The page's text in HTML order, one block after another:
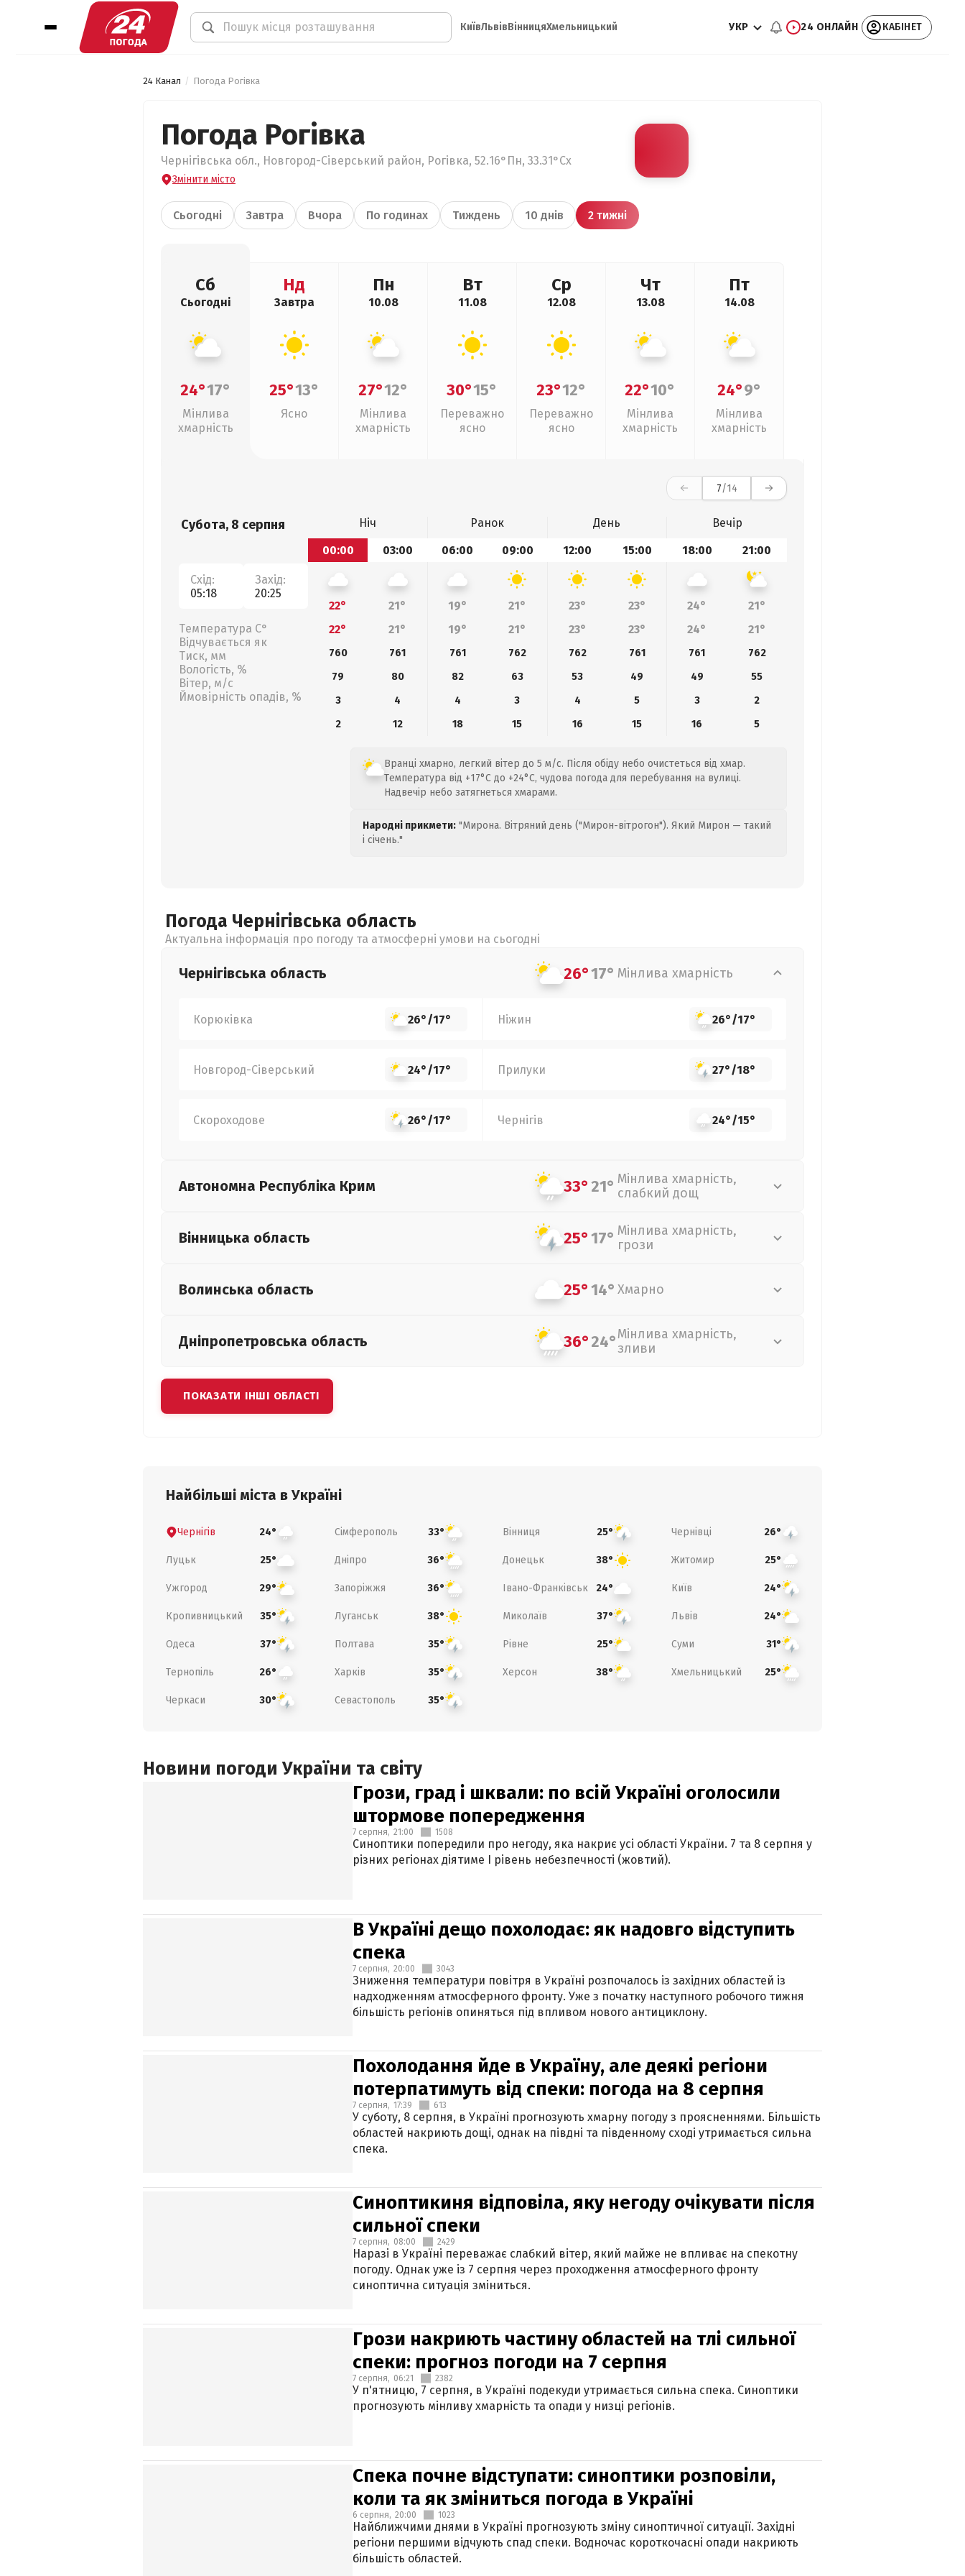
КиївЛьвівВінницяХмельницький УКР 24 ОНЛАЙН КАБІНЕТ
24 Канал Погода Рогівка
Погода Рогівка
Чернігівська обл., Новгород-Сіверський район, Рогівка, 52.16°Пн, 33.31°Сх
Змінити місто
Сьогодні Завтра Вчора По годинах Тиждень 10 днів 2 тижні
Сб
Сьогодні
24°17°
Мінлива
хмарність
Нд
Завтра
25°13°
Ясно
Пн
10.08
27°12°
Мінлива
хмарність
Вт
11.08
30°15°
Переважно
ясно
Ср
12.08
23°12°
Переважно
ясно
Чт
13.08
22°10°
Мінлива
хмарність
Пт
14.08
24°9°
Мінлива
хмарність
7/14
Субота, 8 серпня
Схід:
05:18
Захід:
20:25
Температура С°
Відчувається як
Тиск, мм
Вологість, %
Вітер, м/с
Ймовірність опадів, %
Ніч Ранок День
Вечір
00:00
03:00 06:00 09:00 12:00 15:00 18:00 21:00
22° 21° 19° 21° 23° 23° 24°
21°
22°
21° 19° 21° 23° 23° 24° 21°
760 761 761 762 762 761 761
762
79
80 82 63 53 49 49
55
3
4 4 3 4 5 3
2
2
12 18 15 16 15 16 5
Вранці хмарно, легкий вітер до 5 м/с. Після обіду небо очистеться від хмар.
Температура від +17°C до +24°C, чудова погода для перебування на вулиці.
Надвечір небо затягнеться хмарами.
Народні прикмети: "Мирона. Вітряний день ("Мирон-вітрогон"). Який Мирон — такий
і січень."
Погода Чернігівська область
Актуальна інформація про погоду та атмосферні умови на сьогодні
Чернігівська область 26°17° Мінлива хмарність
Корюківка 26°/17° Ніжин 26°/17°
Новгород-Сіверський 24°/17° Прилуки 27°/18°
Скороходове 26°/17° Чернігів 24°/15°
Автономна Республіка Крим 33°21° Мінлива хмарність,
слабкий дощ
Вінницька область 25°17° Мінлива хмарність,
грози
Волинська область 25°14° Хмарно
Дніпропетровська область 36°24°Мінлива хмарність,
зливи
ПОКАЗАТИ ІНШІ ОБЛАСТІ
Найбільші міста в Україні
Чернігів 24° Сімферополь 33° Вінниця 25° Чернівці 26°
Луцьк 25° Дніпро 36° Донецьк 38° Житомир 25°
Ужгород 29° Запоріжжя 36° Івано-Франківськ 24° Київ 24°
Кропивницький 35° Луганськ 38° Миколаїв 37° Львів 24°
Одеса 37° Полтава 35° Рівне 25° Суми 31°
Тернопіль 26° Харків 35° Херсон 38° Хмельницький 25°
Черкаси 30° Севастополь 35°
Новини погоди України та світу
Грози, град і шквали: по всій Україні оголосили
штормове попередження
7 серпня, 21:00 1508
Синоптики попередили про негоду, яка накриє усі області України. 7 та 8 серпня у
різних регіонах діятиме І рівень небезпечності (жовтий).
В Україні дещо похолодає: як надовго відступить
спека
7 серпня, 20:00 3043
Зниження температури повітря в Україні розпочалось із західних областей із
надходженням атмосферного фронту. Уже з початку наступного робочого тижня
більшість регіонів опиняться під впливом нового антициклону.
Похолодання йде в Україну, але деякі регіони
потерпатимуть від спеки: погода на 8 серпня
7 серпня, 17:39 613
У суботу, 8 серпня, в Україні прогнозують хмарну погоду з проясненнями. Більшість
областей накриють дощі, однак на півдні та південному сході утримається сильна
спека.
Синоптикиня відповіла, яку негоду очікувати після
сильної спеки
7 серпня, 08:00 2429
Наразі в Україні переважає слабкий вітер, який майже не впливає на спекотну
погоду. Однак уже із 7 серпня через проходження атмосферного фронту
синоптична ситуація зміниться.
Грози накриють частину областей на тлі сильної
спеки: прогноз погоди на 7 серпня
7 серпня, 06:21 2382
У п'ятницю, 7 серпня, в Україні подекуди утримається сильна спека. Синоптики
прогнозують мінливу хмарність та опади у низці регіонів.
Спека почне відступати: синоптики розповіли,
коли та як зміниться погода в Україні
6 серпня, 20:00 1023
Найближчими днями в Україні прогнозують зміну синоптичної ситуації. Західні
регіони першими відчують спад спеки. Водночас короткочасні опади накриють
більшість областей.